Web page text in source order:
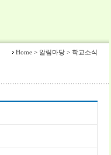
Home > 알림마당 > 학교소식